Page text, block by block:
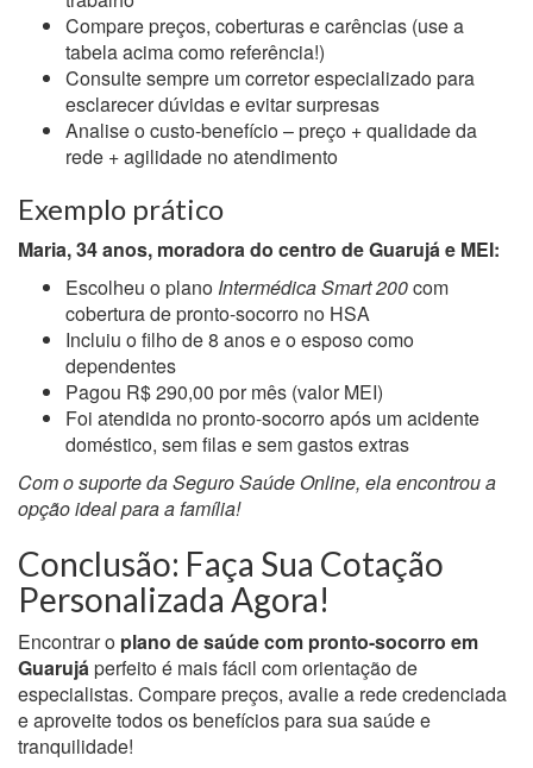
Compare preços, coberturas e carências (use a
tabela acima como referência!)
Consulte sempre um corretor especializado para
esclarecer dúvidas e evitar surpresas
Analise o custo-benefício – preço + qualidade da
rede + agilidade no atendimento
Exemplo prático
Maria, 34 anos, moradora do centro de Guarujá e MEI:
Escolheu o plano Intermédica Smart 200com
cobertura de pronto-socorro no HSA
Incluiu o filho de 8 anos e o esposo como
dependentes
Pagou R$ 290,00 por mês (valor MEI)
Foi atendida no pronto-socorro após um acidente
doméstico, sem filas e sem gastos extras
Com o suporte da Seguro Saúde Online, ela encontrou a
opção ideal para a família!
Conclusão: Faça Sua Cotação
Personalizada Agora!
Encontrar o plano de saúde com pronto-socorro em
Guarujáperfeito é mais fácil com orientação de
especialistas. Compare preços, avalie a rede credenciada
e aproveite todos os benefícios para sua saúde e
tranquilidade!